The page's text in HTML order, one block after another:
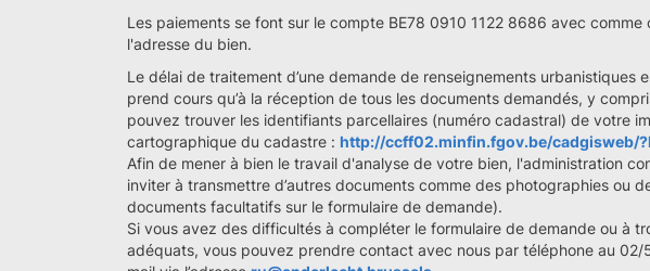
Les paiements se font sur le compte BE78 0910 1122 8686 avec comme
l'adresse du bien.
Le délai de traitement d’une demande de renseignements urbanistiques
prend cours qu’à la réception de tous les documents demandés, y
pouvez trouver les identifiants parcellaires (numéro cadastral) de votre
cartographique du cadastre : http://ccff02.minfin.fgov.be/cadgisweb/
Afin de mener à bien le travail d'analyse de votre bien, l'administration
inviter à transmettre d’autres documents comme des photographies ou
documents facultatifs sur le formulaire de demande).
Si vous avez des difficultés à compléter le formulaire de demande ou à
adéquats, vous pouvez prendre contact avec nous par téléphone au